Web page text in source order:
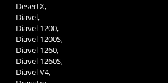
DesertX,
Diavel,
Diavel 1200,
Diavel 1200S,
Diavel 1260,
Diavel 1260S,
Diavel V4,